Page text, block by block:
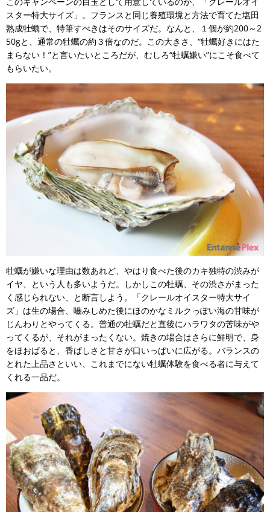
スター特大サイズ」。フランスと同じ養殖環境と方法で育てた塩田
熟成牡蠣で、特筆すべきはそのサイズだ。なんと、１個が約200～2
50gと、通常の牡蠣の約３倍なのだ。この大きさ、“牡蠣好きにはた
まらない！”と言いたいところだが、むしろ“牡蠣嫌い”にこそ食べて
もらいたい。
牡蠣が嫌いな理由は数あれど、やはり食べた後のカキ独特の渋みが
イヤ、という人も多いようだ。しかしこの牡蠣、その渋さがまった
く感じられない、と断言しよう。「クレールオイスター特大サイ
ズ」は生の場合、嚙みしめた後にほのかなミルクっぽい海の甘味が
じんわりとやってくる。普通の牡蠣だと直後にハラワタの苦味がや
ってくるが、それがまったくない。焼きの場合はさらに鮮明で、身
をほおばると、香ばしさと甘さが口いっぱいに広がる。バランスの
とれた上品さといい、これまでにない牡蠣体験を食べる者に与えて
くれる一品だ。